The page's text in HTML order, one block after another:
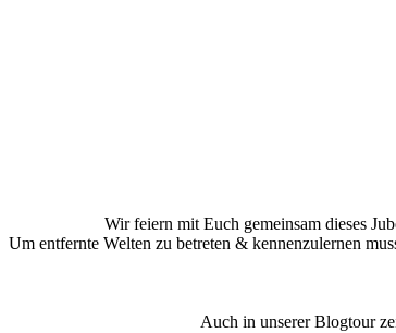
Wir feiern mit Euch gemeinsam dieses
Um entfernte Welten zu betreten & kennenzulernen
Auch in unserer Blogtour